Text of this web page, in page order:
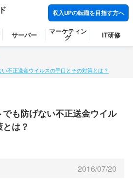
収入UPの転職を目指す方へ
サーバー マーケティン
グ IT研修
不正送金ウイルスの手口とその対策とは？
も防げない不正送金ウイル
は？
2016/07/20